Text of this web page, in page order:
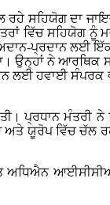
ਸਹਿਯੋਗ ਦਾ
ਵਿੱਚ ਸਹਿਯੋਗ
ਪ੍ਰਦਾਨ ਲਈ ਇੱਕ
ਉਨ੍ਹਾਂ ਨੇ ਆਰਥਿਕ
ਹਵਾਈ ਸੰਪਰਕ
ਪ੍ਰਧਾਨ ਮੰਤਰੀ
ਅਤੇ ਯੂਰੋਪ ਵਿੱਚ ਚੱਲ
ਅਧਿਐਨ